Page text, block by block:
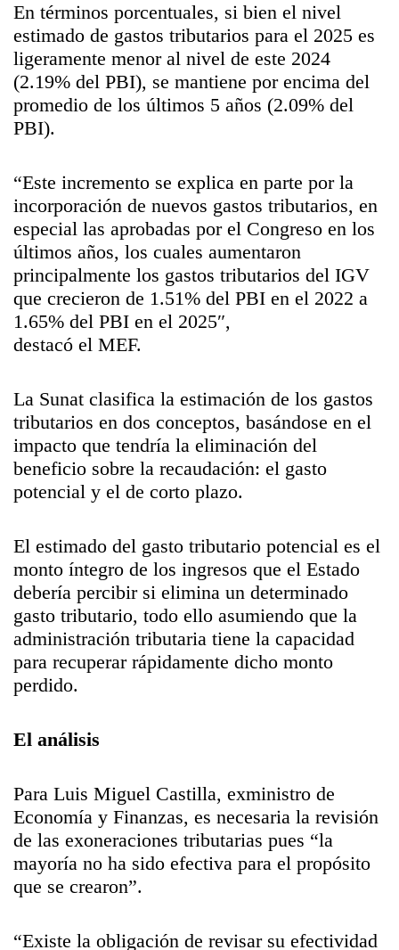
En términos porcentuales, si bien el nivel
estimado de gastos tributarios para el 2025 es
ligeramente menor al nivel de este 2024
(2.19% del PBI), se mantiene por encima del
promedio de los últimos 5 años (2.09% del
PBI).
“Este incremento se explica en parte por la
incorporación de nuevos gastos tributarios, en
especial las aprobadas por el Congreso en los
últimos años, los cuales aumentaron
principalmente los gastos tributarios del IGV
que crecieron de 1.51% del PBI en el 2022 a
1.65% del PBI en el 2025″,
destacó el MEF.
La Sunat clasifica la estimación de los gastos
tributarios en dos conceptos, basándose en el
impacto que tendría la eliminación del
beneficio sobre la recaudación: el gasto
potencial y el de corto plazo.
El estimado del gasto tributario potencial es el
monto íntegro de los ingresos que el Estado
debería percibir si elimina un determinado
gasto tributario, todo ello asumiendo que la
administración tributaria tiene la capacidad
para recuperar rápidamente dicho monto
perdido.
El análisis
Para Luis Miguel Castilla, exministro de
Economía y Finanzas, es necesaria la revisión
de las exoneraciones tributarias pues “la
mayoría no ha sido efectiva para el propósito
que se crearon”.
“Existe la obligación de revisar su efectividad